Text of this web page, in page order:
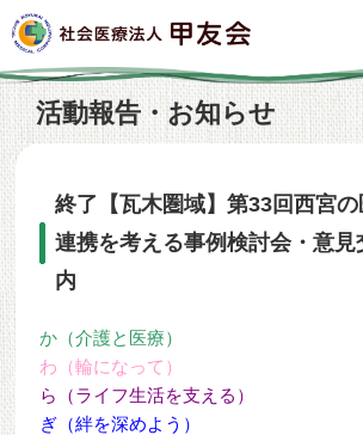
活動報告・お知らせ
終了【瓦木圏域】第33回西宮
連携を考える事例検討会・意
内
か（介護と医療）
わ（輪になって）
ら（ライフ生活を支える）
ぎ（絆を深めよう）